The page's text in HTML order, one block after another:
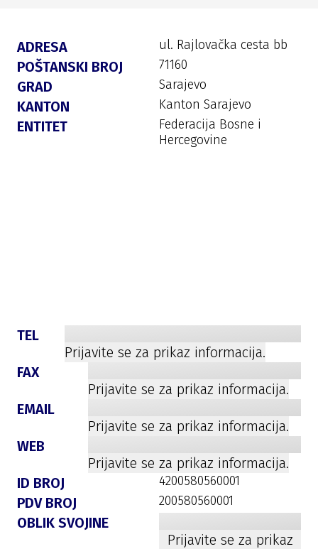
ADRESA ul. Rajlovačka cesta bb
POŠTANSKI BROJ 71160
GRAD Sarajevo
KANTON Kanton Sarajevo
ENTITET
Federacija Bosne i
Hercegovine
TEL
Prijavite se za prikaz informacija.
FAX
Prijavite se za prikaz informacija.
EMAIL
Prijavite se za prikaz informacija.
WEB
Prijavite se za prikaz informacija.
ID BROJ
4200580560001
PDV BROJ 200580560001
OBLIK SVOJINE
Prijavite se za prikaz